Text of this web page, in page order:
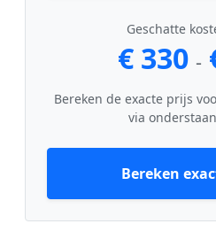
Geschatte
€ 330 -
Bereken de exacte prijs
via
Bereken